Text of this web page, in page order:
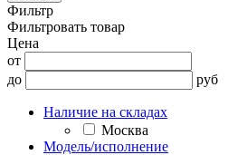
Фильтр
Фильтровать товар
Цена
от
до
руб
Наличие на складах
Москва
Модель/исполнение